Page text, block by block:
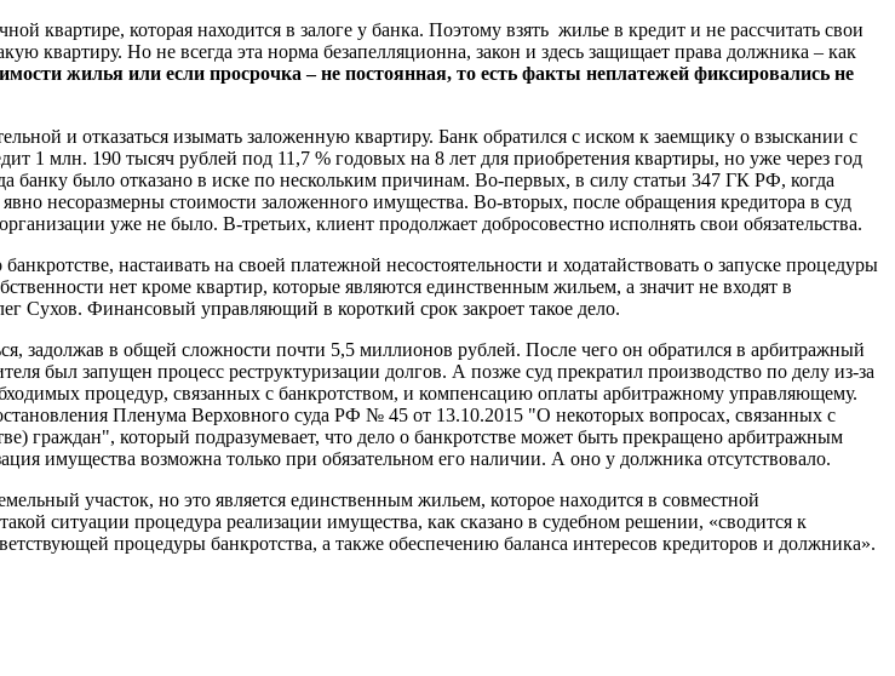
квартире, которая находится в залоге у банка. Поэтому взять жилье в кредит и не рассчитать свои
квартиру. Но не всегда эта норма безапелляционна, закон и здесь защищает права должника – как
жилья или если просрочка – не постоянная, то есть факты неплатежей фиксировались не
и отказаться изымать заложенную квартиру. Банк обратился с иском к заемщику о взыскании с
1 млн. 190 тысяч рублей под 11,7 % годовых на 8 лет для приобретения квартиры, но уже через год
банку было отказано в иске по нескольким причинам. Во-первых, в силу статьи 347 ГК РФ, когда
несоразмерны стоимости заложенного имущества. Во-вторых, после обращения кредитора в суд
уже не было. В-третьих, клиент продолжает добросовестно исполнять свои обязательства.
настаивать на своей платежной несостоятельности и ходатайствовать о запуске процедуры
нет кроме квартир, которые являются единственным жильем, а значит не входят в
Сухов. Финансовый управляющий в короткий срок закроет такое дело.
задолжав в общей сложности почти 5,5 миллионов рублей. После чего он обратился в арбитражный
был запущен процесс реструктуризации долгов. А позже суд прекратил производство по делу из-за
процедур, связанных с банкротством, и компенсацию оплаты арбитражному управляющему.
Пленума Верховного суда РФ № 45 от 13.10.2015 "О некоторых вопросах, связанных с
граждан", который подразумевает, что дело о банкротстве может быть прекращено арбитражным
имущества возможна только при обязательном его наличии. А оно у должника отсутствовало.
участок, но это является единственным жильем, которое находится в совместной
ситуации процедура реализации имущества, как сказано в судебном решении, «сводится к
процедуры банкротства, а также обеспечению баланса интересов кредиторов и должника».